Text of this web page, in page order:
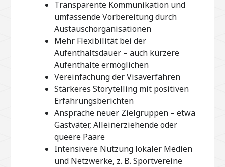
Transparente Kommunikation und
umfassende Vorbereitung durch
Austauschorganisationen
Mehr Flexibilität bei der
Aufenthaltsdauer – auch kürzere
Aufenthalte ermöglichen
Vereinfachung der Visaverfahren
Stärkeres Storytelling mit positiven
Erfahrungsberichten
Ansprache neuer Zielgruppen – etwa
Gastväter, Alleinerziehende oder
queere Paare
Intensivere Nutzung lokaler Medien
und Netzwerke, z. B. Sportvereine